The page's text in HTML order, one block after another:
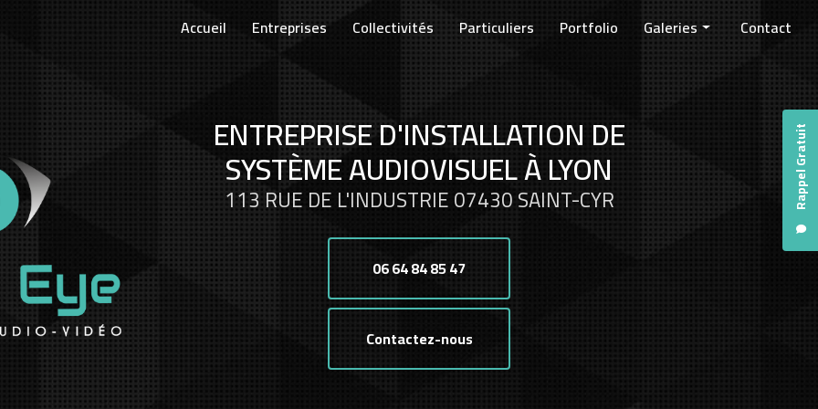
Rappel Gratuit
Accueil Entreprises Collectivités Particuliers Portfolio Galeries
Entreprises
Collectivités
Particuliers
Contact
ENTREPRISE D'INSTALLATION DE
SYSTÈME AUDIOVISUEL À LYON
113 RUE DE L'INDUSTRIE 07430 SAINT-CYR
06 64 84 85 47
Contactez-nous